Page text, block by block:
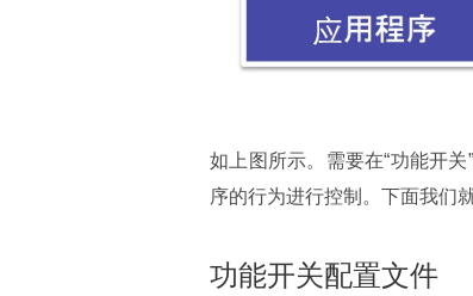
如上图所示。需要在“功能开
序的行为进行控制。下面我们
功能开关配置文件